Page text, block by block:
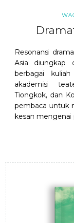
Resonansi
Asia diungkap
berbagai
akademisi
Tiongkok, dan
pembaca untuk
kesan mengenai